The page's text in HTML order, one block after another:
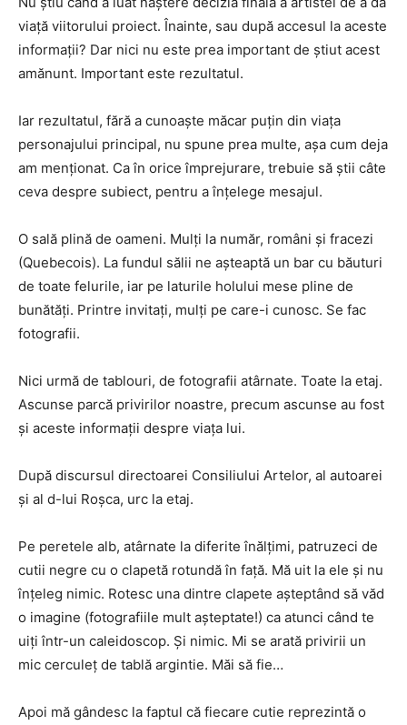
viață viitorului proiect. Înainte, sau după accesul la aceste
informații? Dar nici nu este prea important de știut acest
amănunt. Important este rezultatul.
Iar rezultatul, fără a cunoaște măcar puțin din viața
personajului principal, nu spune prea multe, așa cum deja
am menționat. Ca în orice împrejurare, trebuie să știi câte
ceva despre subiect, pentru a înțelege mesajul.
O sală plină de oameni. Mulți la număr, români și fracezi
(Quebecois). La fundul sălii ne așteaptă un bar cu băuturi
de toate felurile, iar pe laturile holului mese pline de
bunătăți. Printre invitați, mulți pe care-i cunosc. Se fac
fotografii.
Nici urmă de tablouri, de fotografii atârnate. Toate la etaj.
Ascunse parcă privirilor noastre, precum ascunse au fost
și aceste informații despre viața lui.
După discursul directoarei Consiliului Artelor, al autoarei
și al d-lui Roșca, urc la etaj.
Pe peretele alb, atârnate la diferite înălțimi, patruzeci de
cutii negre cu o clapetă rotundă în față. Mă uit la ele și nu
înțeleg nimic. Rotesc una dintre clapete așteptând să văd
o imagine (fotografiile mult așteptate!) ca atunci când te
uiți într-un caleidoscop. Și nimic. Mi se arată privirii un
mic cerculeț de tablă argintie. Măi să fie…
Apoi mă gândesc la faptul că fiecare cutie reprezintă o